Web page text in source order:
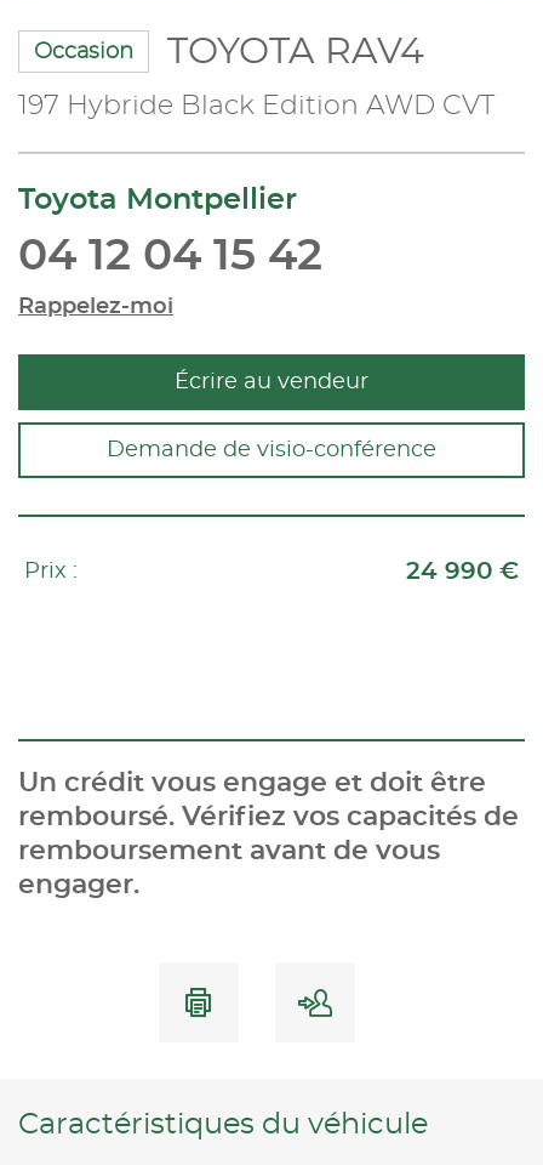
Occasion TOYOTA RAV4
197 Hybride Black Edition AWD CVT
Toyota Montpellier
04 12 04 15 42
Rappelez-moi
Écrire au vendeur
Demande de visio-conférence
Prix : 24 990 €
Un crédit vous engage et doit être
remboursé. Vérifiez vos capacités de
remboursement avant de vous
engager.
Caractéristiques du véhicule